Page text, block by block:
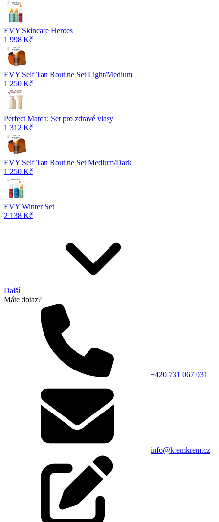
EVY Skincare Heroes
1 998 Kč
EVY Self Tan Routine Set Light/Medium
1 250 Kč
Perfect Match: Set pro zdravé vlasy
1 312 Kč
EVY Self Tan Routine Set Medium/Dark
1 250 Kč
EVY Winter Set
2 138 Kč
Další
Máte dotaz?
+420 731 067 031
info@kremkrem.cz